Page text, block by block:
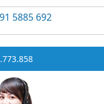
5885 692